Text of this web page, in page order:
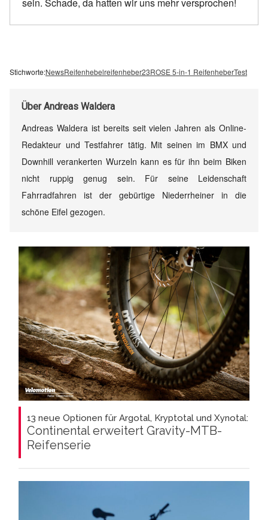
Stichworte:NewsReifenhebelreifenheber23ROSE 5-in-1 ReifenheberTest
ÜberAndreas Waldera
Andreas Waldera ist bereits seit vielen Jahren als Online-
Redakteur und Testfahrer tätig. Mit seinen im BMX und
Downhill verankerten Wurzeln kann es für ihn beim Biken
nicht ruppig genug sein. Für seine Leidenschaft
Fahrradfahren ist der gebürtige Niederrheiner in die
schöne Eifel gezogen.
13 neue Optionen für Argotal, Kryptotal und Xynotal:
Continental erweitert Gravity-MTB-
Reifenserie